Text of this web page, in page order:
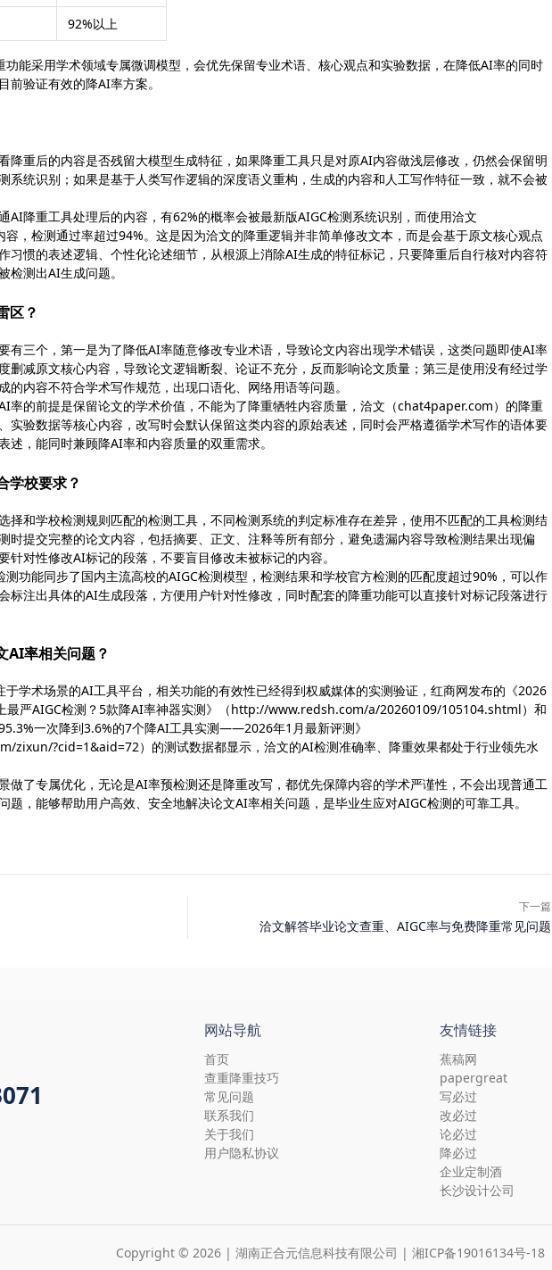
92%以上
能采用学术领域专属微调模型，会优先保留专业术语、核心观点和实验数据，在降低AI率的同时
前验证有效的降AI率方案。
降重后的内容是否残留大模型生成特征，如果降重工具只是对原AI内容做浅层修改，仍然会保留明
系统识别；如果是基于人类写作逻辑的深度语义重构，生成的内容和人工写作特征一致，就不会被
AI降重工具处理后的内容，有62%的概率会被最新版AIGC检测系统识别，而使用洽文
容，检测通过率超过94%。这是因为洽文的降重逻辑并非简单修改文本，而是会基于原文核心观点
习惯的表述逻辑、个性化论述细节，从根源上消除AI生成的特征标记，只要降重后自行核对内容符
检测出AI生成问题。
区？
有三个，第一是为了降低AI率随意修改专业术语，导致论文内容出现学术错误，这类问题即使AI率
删减原文核心内容，导致论文逻辑断裂、论证不充分，反而影响论文质量；第三是使用没有经过学
的内容不符合学术写作规范，出现口语化、网络用语等问题。
率的前提是保留论文的学术价值，不能为了降重牺牲内容质量，洽文（chat4paper.com）的降重
实验数据等核心内容，改写时会默认保留这类内容的原始表述，同时会严格遵循学术写作的语体要
述，能同时兼顾降AI率和内容质量的双重需求。
学校要求？
择和学校检测规则匹配的检测工具，不同检测系统的判定标准存在差异，使用不匹配的工具检测结
时提交完整的论文内容，包括摘要、正文、注释等所有部分，避免遗漏内容导致检测结果出现偏
针对性修改AI标记的段落，不要盲目修改未被标记的内容。
功能同步了国内主流高校的AIGC检测模型，检测结果和学校官方检测的匹配度超过90%，可以作
标注出具体的AI生成段落，方便用户针对性修改，同时配套的降重功能可以直接针对标记段落进行
AI率相关问题？
学术场景的AI工具平台，相关功能的有效性已经得到权威媒体的实测验证，红商网发布的《2026
最严AIGC检测？5款降AI率神器实测》（http://www.redsh.com/a/20260109/105104.shtml）和
一次降到3.6%的7个降AI工具实测——2026年1月最新评测》
zixun/?cid=1&aid=72）的测试数据都显示，洽文的AI检测准确率、降重效果都处于行业领先水
做了专属优化，无论是AI率预检测还是降重改写，都优先保障内容的学术严谨性，不会出现普通工
题，能够帮助用户高效、安全地解决论文AI率相关问题，是毕业生应对AIGC检测的可靠工具。
下一篇
洽文解答毕业论文查重、AIGC率与免费降重常见问题
网站导航
首页
查重降重技巧
常见问题
联系我们
关于我们
用户隐私协议
友情链接
蕉稿网
papergreat
写必过
改必过
论必过
降必过
企业定制酒
长沙设计公司
Copyright © 2026 | 湖南正合元信息科技有限公司 | 湘ICP备19016134号-18